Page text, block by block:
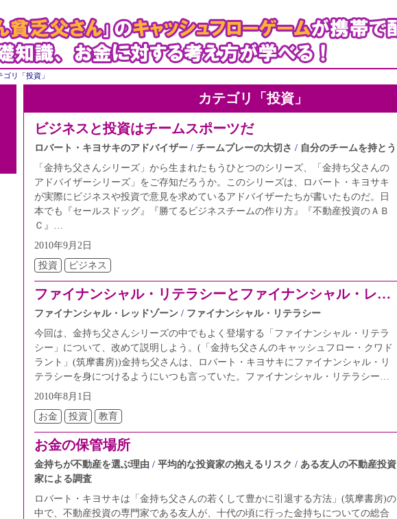
ゴリ「投資」
カテゴリ「投資」
ビジネスと投資はチームスポーツだ
ロバート・キヨサキのアドバイザー チームプレーの大切さ
自分のチームを持とう
「金持ち父さんシリーズ」から生まれたもうひとつのシリーズ、「金持ち父さんの
アドバイザーシリーズ」をご存知だろうか。このシリーズは、ロバート・キヨサキ
が実際にビジネスや投資で意見を求めているアドバイザーたちが書いたものだ。日
本でも『セールスドッグ』『勝てるビジネスチームの作り方』『不動産投資のＡＢ
Ｃ』…
2010年9月2日
投資
ビジネス
ファイナンシャル・リテラシーとファイナンシャル・レッドゾーン
ファイナンシャル・レッドゾーン
ファイナンシャル・リテラシー
今回は、金持ち父さんシリーズの中でもよく登場する「ファイナンシャル・リテラ
シー」について、改めて説明しよう。(「金持ち父さんのキャッシュフロー・クワド
ラント」(筑摩書房))金持ち父さんは、ロバート・キヨサキにファイナンシャル・リ
テラシーを身につけるようにいつも言っていた。ファイナンシャル・リテラシー…
2010年8月1日
お金
投資 教育
お金の保管場所
金持ちが不動産を選ぶ理由 平均的な投資家の抱えるリスク
ある友人の不動産投資
家による調査
ロバート・キヨサキは「金持ち父さんの若くして豊かに引退する方法」(筑摩書房)の
中で、不動産投資の専門家である友人が、十代の頃に行った金持ちについての総合